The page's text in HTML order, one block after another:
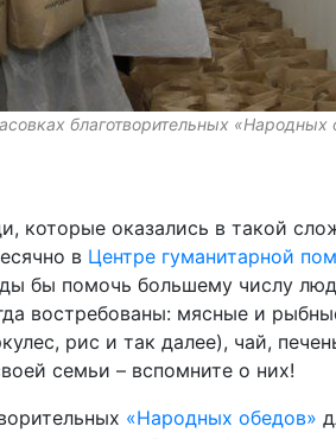
благотворительных «Народных
оказались в такой
в Центре гуманитарной
бы помочь большему числу
востребованы: мясные и
рис и так далее), чай,
семьи – вспомните о них!
«Народных обедов»